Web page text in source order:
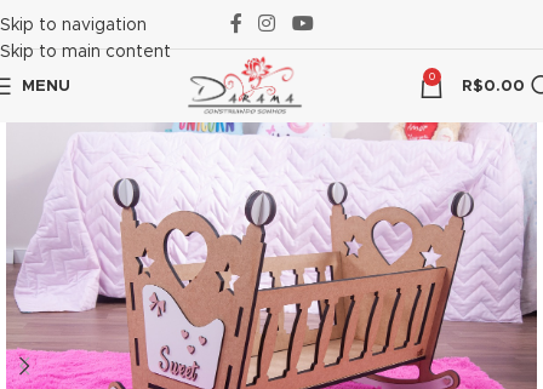
Skip to navigation
Skip to main content
MENU
0
R$0.00